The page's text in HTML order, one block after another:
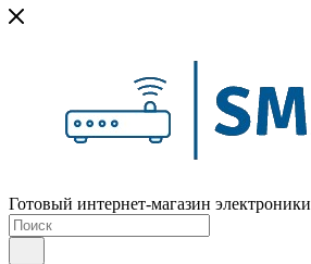
Готовый интернет-магазин электроники